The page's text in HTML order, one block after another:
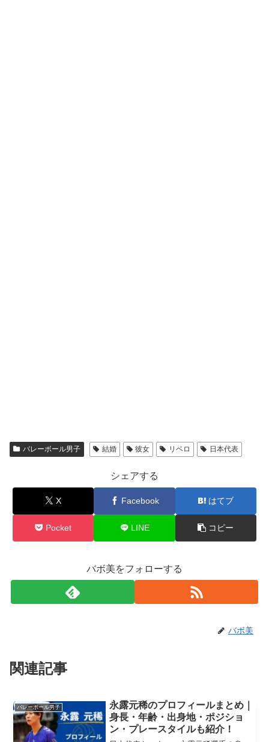
バレーボール男子 結婚 彼女 リベロ 日本代表
シェアする
X Facebook はてブ
Pocket LINE コピー
バボ美をフォローする
バボ美
関連記事
バレーボール男子
永露元稀のプロフィールまとめ｜
身長・年齢・出身地・ポジショ
ン・プレースタイルも紹介！